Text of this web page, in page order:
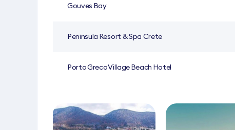
Gouves Bay
Peninsula Resort & Spa Crete
Porto Greco Village Beach Hotel